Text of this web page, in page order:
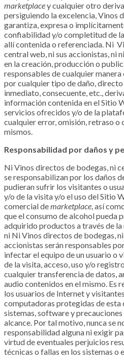
marketplacey cualquier otro
persiguiendo la excelencia, Vinos
garantiza, expresa o
confiabilidad y/o completitud de
allí contenida o referenciada. Ni
central web,ni sus accionistas, ni
en la creación, producción o
responsables de cualquier
por cualquier tipo de daño,
inmediato, consecuente, etc.,
información contenida en el Sitio
servicios ofrecidos y/o de la
cualquier error, omisión, retraso o
mismos.
Responsabilidad por daños y
Ni Vinos directos de bodegas, ni
se responsabilizan por los daños
pudieran sufrir los visitantes o
y/o de la visita y/o el uso del Sitio
comercial demarketplace, así
que el consumo de alcohol pueda
adquirido productos a través de la
ni Ni Vinos directos de bodegas,
accionistas serán responsables
infectar el equipo de un usuario o
de la visita, acceso, uso y/o
cualquier transferencia de datos,
audio contenidos en el mismo. Es
los usuarios de Internet y
computadoras protegidas de esta
sistemas, software y precauciones
alcance. Por tal motivo, nunca se
responsabilidad alguna ni exigir
virtud de eventuales perjuicios
técnicas o fallas en los sistemas o